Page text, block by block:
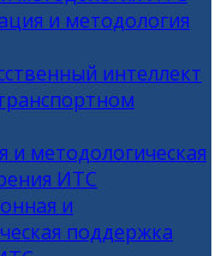
и методология
интеллект
методологическая
ИТС
и
поддержка